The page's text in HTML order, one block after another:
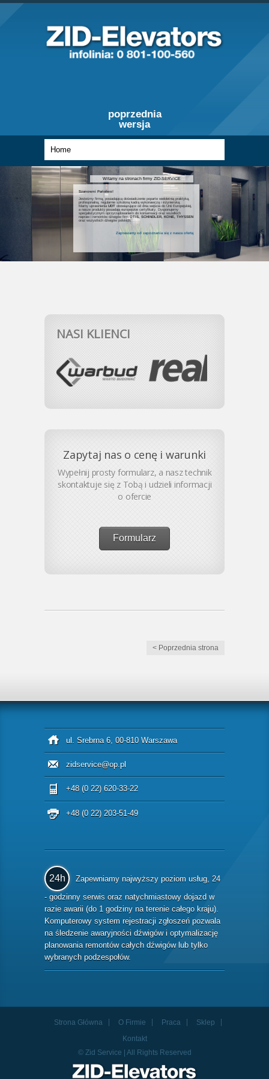
poprzednia
wersja
Witamy na stronach firmy ZID-SERVICE
Szanowni Państwo!
Jesteśmy firmą, posiadającą doświadczenie poparte wieloletnią praktyką,
profesjonalną, regularnie szkoloną kadrą wykonawczą i inżynierską.
Mamy uprawnieniaUDT obowiązujące od dnia wejścia do Unii Europejskiej,
a nasze produkty posiadają europejskie certyfikaty. Dysponujemy
specjalistycznym oprzyrządowaniem do konserwacji oraz wszelkich
napraw i remontów dźwigów firmOTIS, SCHINDLER, KONE, THYSSEN
oraz wszystkich dźwigów polskich.
Zapraszamy od zapoznania się z nasza ofertą
NASI KLIENCI
Zapytaj nas o cenę i warunki
Wypełnij prosty formularz, a nasz technik
skontaktuje się z Tobą i udzieli informacji
o ofercie
Formularz
< Poprzednia strona
ul. Srebrna 6, 00-810 Warszawa
zidservice@op.pl
+48 (0 22) 620-33-22
+48 (0 22) 203-51-49
24h
Zapewniamy najwyższy poziom usług, 24
- godzinny serwis oraz natychmiastowy dojazd w
razie awarii (do 1 godziny na terenie całego kraju).
Komputerowy system rejestracji zgłoszeń pozwala
na śledzenie awaryjności dźwigów i optymalizację
planowania remontów całych dźwigów lub tylko
wybranych podzespołów.
Strona Główna O Firmie Praca
Sklep
Kontakt
© Zid Service | All Rights Reserved